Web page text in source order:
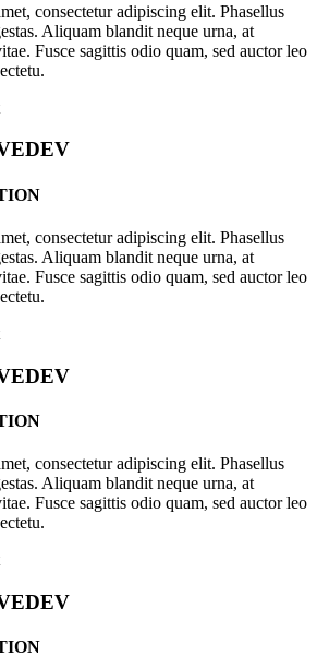
consectetur adipiscing elit. Phasellus
Aliquam blandit neque urna, at
Fusce sagittis odio quam, sed auctor leo
consectetur adipiscing elit. Phasellus
Aliquam blandit neque urna, at
Fusce sagittis odio quam, sed auctor leo
consectetur adipiscing elit. Phasellus
Aliquam blandit neque urna, at
Fusce sagittis odio quam, sed auctor leo